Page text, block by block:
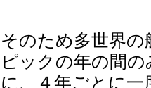
そのため多世界
ピックの年の間
に、４年ごとに